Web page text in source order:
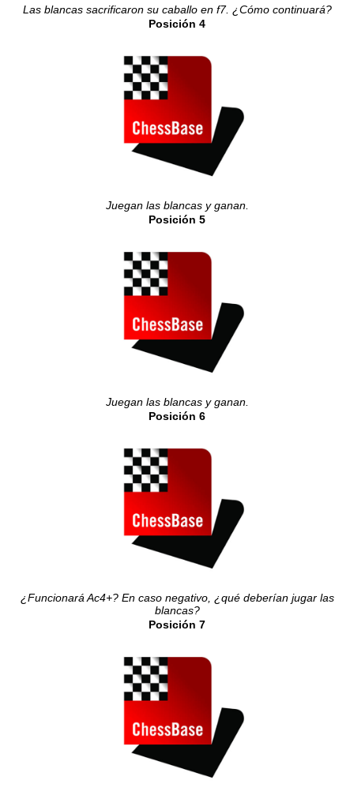
Las blancas sacrificaron su caballo en f7. ¿Cómo continuará?
Posición 4
Juegan las blancas y ganan.
Posición 5
Juegan las blancas y ganan.
Posición 6
¿Funcionará Ac4+? En caso negativo, ¿qué deberían jugar las
blancas?
Posición 7